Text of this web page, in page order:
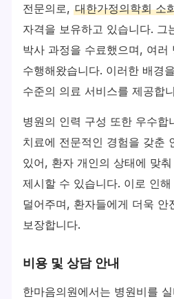
전문의로,대한가정의학회 소
자격을 보유하고 있습니다. 그
박사 과정을 수료했으며, 여러
수행해왔습니다. 이러한 배경
수준의 의료 서비스를 제공합
병원의 인력 구성 또한 우수합
치료에 전문적인 경험을 갖춘
있어, 환자 개인의 상태에 맞
제시할 수 있습니다. 이로 인
덜어주며, 환자들에게 더욱 안
보장합니다.
비용 및 상담 안내
한마음의원에서는 병원비를